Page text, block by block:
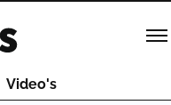
Video's